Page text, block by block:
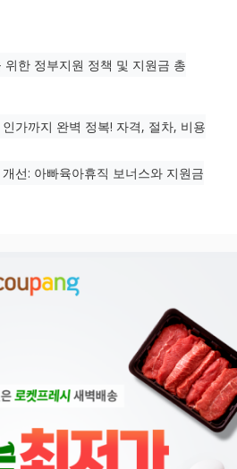
위한 정부지원 정책 및 지원금 총
가까지 완벽 정복! 자격, 절차, 비용
선: 아빠육아휴직 보너스와 지원금